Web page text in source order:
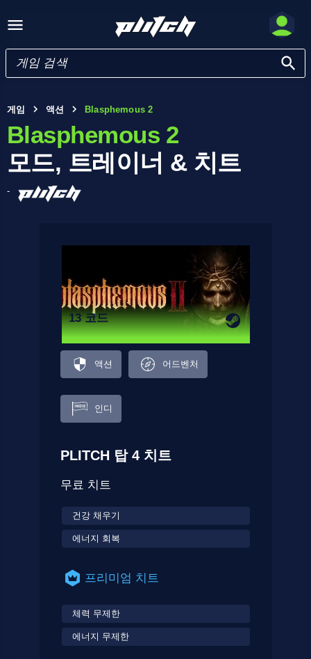
게임 액션 Blasphemous 2
Blasphemous 2
모드, 트레이너 & 치트
-
13 코드
액션 어드벤처
인디
PLITCH 탑 4 치트
무료 치트
건강 채우기
에너지 회복
프리미엄 치트
체력 무제한
에너지 무제한